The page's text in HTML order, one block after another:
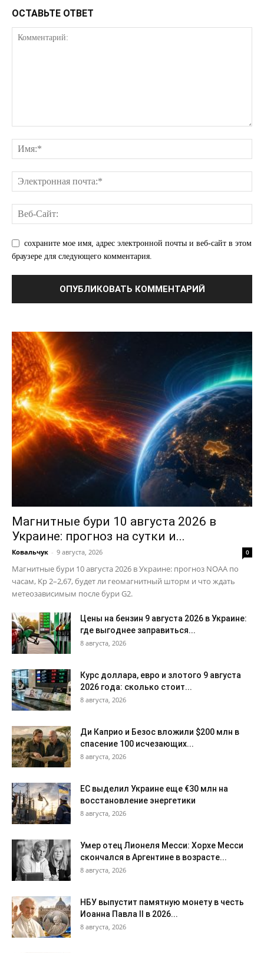
ОСТАВЬТЕ ОТВЕТ
сохраните мое имя, адрес электронной почты и веб-сайт в этом
браузере для следующего комментария.
Магнитные бури 10 августа 2026 в
Украине: прогноз на сутки и...
Ковальчук - 9 августа, 2026 0
Магнитные бури 10 августа 2026 в Украине: прогноз NOAA по
часам, Kp 2–2,67, будет ли геомагнитный шторм и что ждать
метеозависимым после бури G2.
Цены на бензин 9 августа 2026 в Украине:
где выгоднее заправиться...
8 августа, 2026
Курс доллара, евро и злотого 9 августа
2026 года: сколько стоит...
8 августа, 2026
Ди Каприо и Безос вложили $200 млн в
спасение 100 исчезающих...
8 августа, 2026
ЕС выделил Украине еще €30 млн на
восстановление энергетики
8 августа, 2026
Умер отец Лионеля Месси: Хорхе Месси
скончался в Аргентине в возрасте...
8 августа, 2026
НБУ выпустит памятную монету в честь
Иоанна Павла II в 2026...
8 августа, 2026